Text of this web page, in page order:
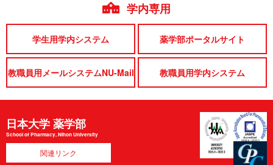
学内専用
学生用学内システム 薬学部ポータルサイト
教職員用メールシステムNU-Mail 教職員用学内システム
日本大学 薬学部
School of Pharmacy, Nihon University
関連リンク